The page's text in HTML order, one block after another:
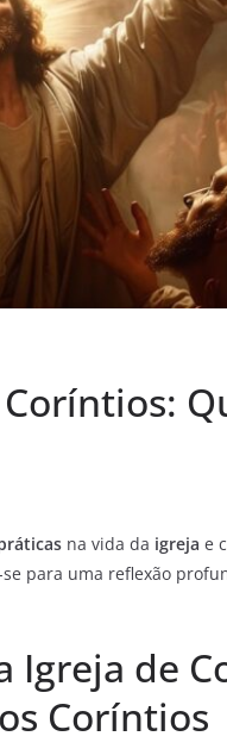
na vida da igreja e
para uma reflexão
Igreja de
Coríntios